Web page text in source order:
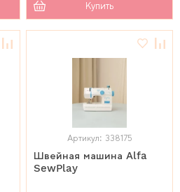
Купить
Артикул: 338175
Швейная машина Alfa
SewPlay